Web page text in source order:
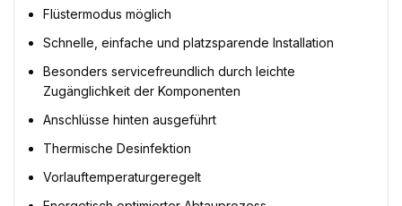
Flüstermodus möglich
Schnelle, einfache und platzsparende Installation
Besonders servicefreundlich durch leichte
Zugänglichkeit der Komponenten
Anschlüsse hinten ausgeführt
Thermische Desinfektion
Vorlauftemperaturgeregelt